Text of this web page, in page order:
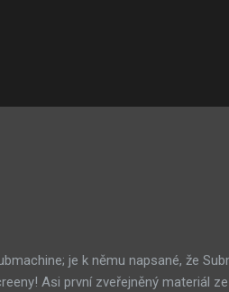
je k němu napsané, že
Asi první zveřejněný materiál